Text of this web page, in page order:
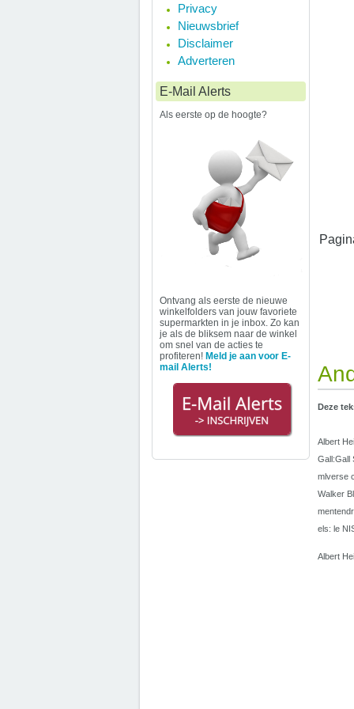
Deze
Albert
Gall:Gall
mlverse
Walker
els: le
Albert
Privacy
Nieuwsbrief
Disclaimer
Adverteren
E-Mail Alerts
Als eerste op de hoogte?
Ontvang als eerste de nieuwe
winkelfolders van jouw favoriete
supermarkten in je inbox. Zo kan
je als de bliksem naar de winkel
om snel van de acties te
profiteren! Meld je aan voor E-
mail Alerts!